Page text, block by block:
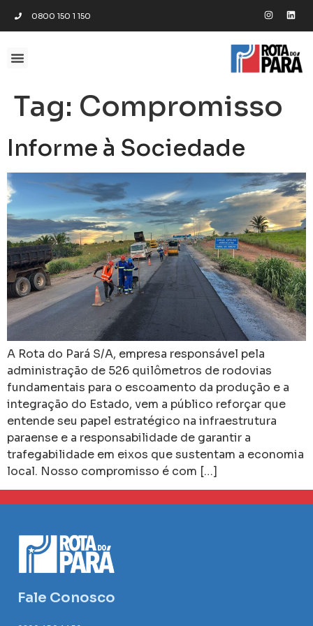
0800 150 1 150
Tag: Compromisso
Informe à Sociedade
A Rota do Pará S/A, empresa responsável pela
administração de 526 quilômetros de rodovias
fundamentais para o escoamento da produção e a
integração do Estado, vem a público reforçar que
entende seu papel estratégico na infraestrutura
paraense e a responsabilidade de garantir a
trafegabilidade em eixos que sustentam a economia
local. Nosso compromisso é com […]
Fale Conosco